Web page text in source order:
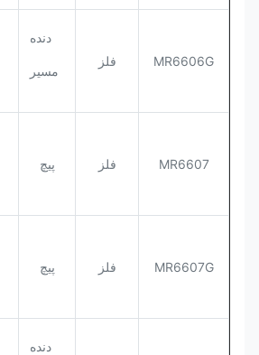
MR6606G فلز
دنده
مسیر
MR6607 فلز پیچ
MR6607G فلز پیچ
دنده